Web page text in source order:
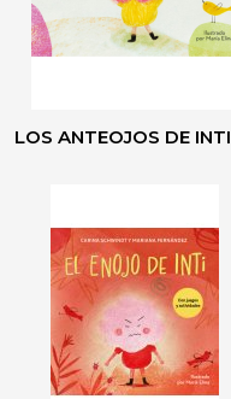
LOS ANTEOJOS DE INTI